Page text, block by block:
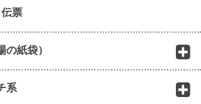
票
紙袋）
系